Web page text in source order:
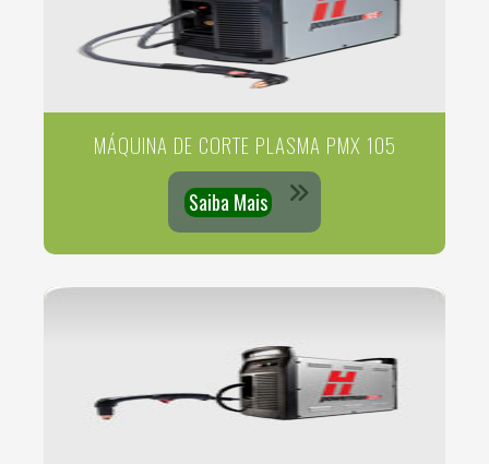
MÁQUINA DE CORTE PLASMA PMX 105
Saiba Mais